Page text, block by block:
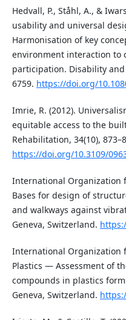
Hedvall, P., Ståhl, A., &
usability and universal
Harmonisation of key
environment interaction to
participation. Disability
6759. https://doi.org/
Imrie, R. (2012).
equitable access to the
Rehabilitation, 34(10),
https://doi.org/10.3109/
International Organization
Bases for design of
and walkways against
Geneva, Switzerland.
International Organization
Plastics — Assessment of
compounds in plastics
Geneva, Switzerland.